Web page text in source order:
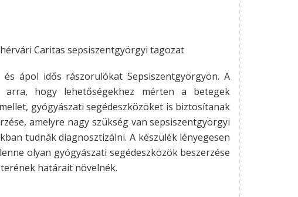
Caritas sepsiszentgyörgyi tagozat
ápol idős rászorulókat Sepsiszentgyörgyön. A
hogy lehetőségekhez mérten a betegek
gyógyászati segédeszközöket is biztosítanak
amelyre nagy szükség van sepsiszentgyörgyi
tudnák diagnosztizálni. A készülék lényegesen
olyan gyógyászati segédeszközök beszerzése
határait növelnék.